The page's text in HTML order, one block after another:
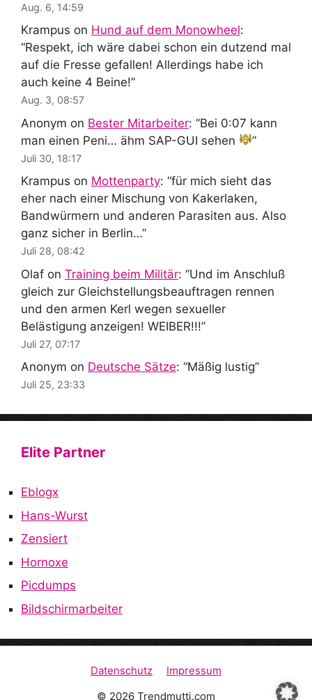
Aug. 6, 14:59
Krampus on Hund auf dem Monowheel:
“Respekt, ich wäre dabei schon ein dutzend mal
auf die Fresse gefallen! Allerdings habe ich
auch keine 4 Beine!”
Aug. 3, 08:57
Anonym on Bester Mitarbeiter: “Bei 0:07 kann
man einen Peni… ähm SAP-GUI sehen
”
Juli 30, 18:17
Krampus on Mottenparty: “für mich sieht das
eher nach einer Mischung von Kakerlaken,
Bandwürmern und anderen Parasiten aus. Also
ganz sicher in Berlin…”
Juli 28, 08:42
Olaf on Training beim Militär: “Und im Anschluß
gleich zur Gleichstellungsbeauftragen rennen
und den armen Kerl wegen sexueller
Belästigung anzeigen! WEIBER!!!”
Juli 27, 07:17
Anonym on Deutsche Sätze: “Mäßig lustig”
Juli 25, 23:33
Elite Partner
Eblogx
Hans-Wurst
Zensiert
Hornoxe
Picdumps
Bildschirmarbeiter
Datenschutz
Impressum
© 2026 Trendmutti.com